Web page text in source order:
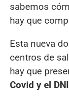
sabemos
hay que
Esta nueva
centros de
hay que
Covid y el DNI